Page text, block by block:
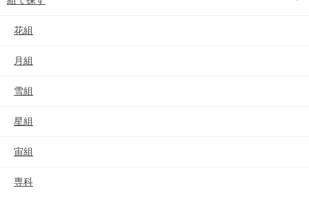
花組
月組
雪組
星組
宙組
専科